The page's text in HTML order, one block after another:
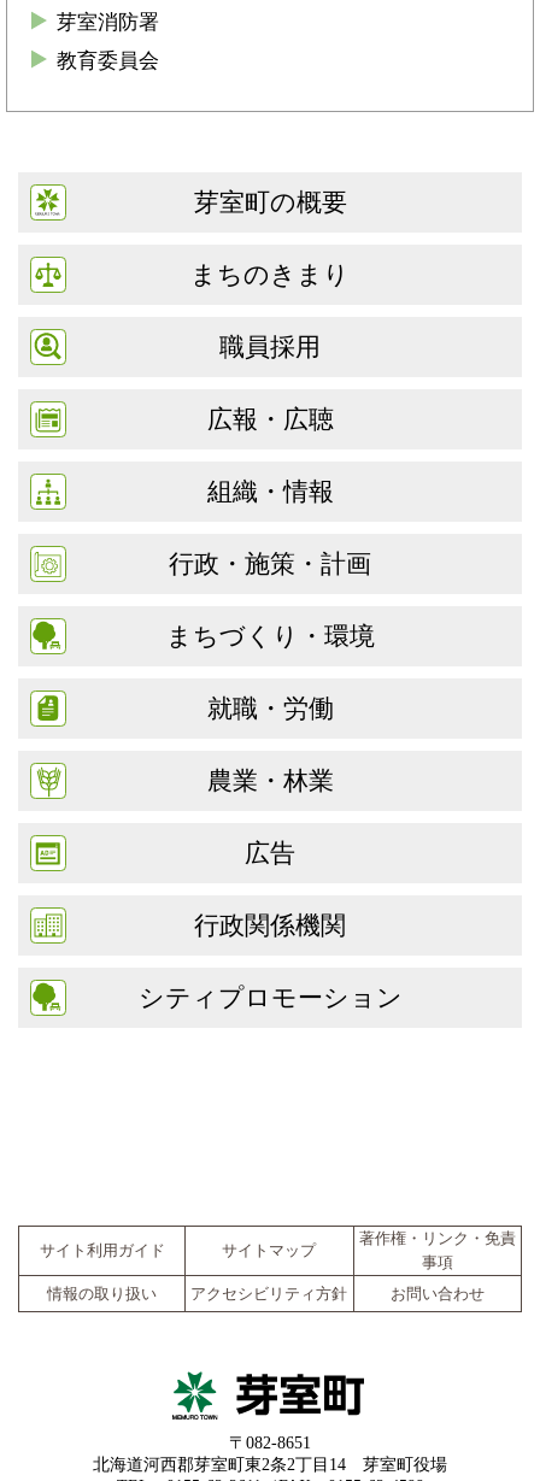
芽室消防署
教育委員会
芽室町の概要
まちのきまり
職員採用
広報・広聴
組織・情報
行政・施策・計画
まちづくり・環境
就職・労働
農業・林業
広告
行政関係機関
シティプロモーション
サイト利用ガイド サイトマップ
著作権・リンク・免責
事項
情報の取り扱い
アクセシビリティ方針 お問い合わせ
〒082-8651
北海道河西郡芽室町東2条2丁目14 芽室町役場